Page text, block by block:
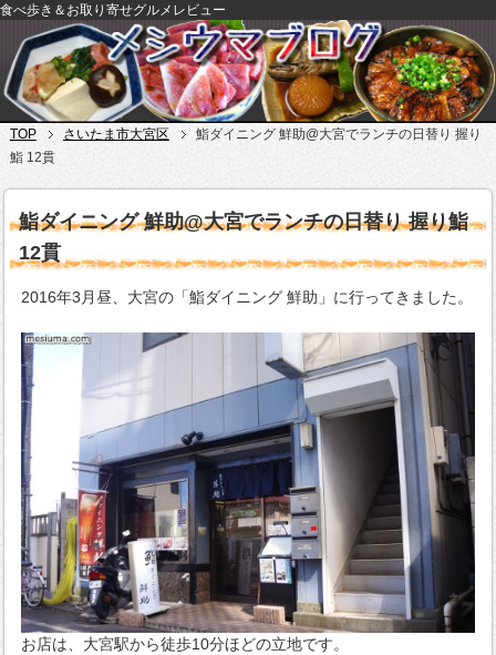
食べ歩き＆お取り寄せグルメレビュー
TOP さいたま市大宮区
鮨ダイニング 鮮助@大宮でランチの日替り 握り
鮨 12貫
鮨ダイニング 鮮助@大宮でランチの日替り 握り鮨
12貫
2016年3月昼、大宮の「鮨ダイニング 鮮助」に行ってきました。
お店は、大宮駅から徒歩10分ほどの立地です。